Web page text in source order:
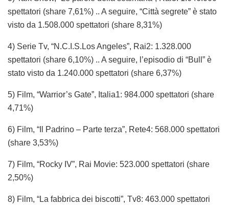
spettatori (share 7,61%) .. A seguire, “Città segrete” è stato
visto da 1.508.000 spettatori (share 8,31%)
4) Serie Tv, “N.C.I.S.Los Angeles”, Rai2: 1.328.000
spettatori (share 6,10%) .. A seguire, l’episodio di “Bull” è
stato visto da 1.240.000 spettatori (share 6,37%)
5) Film, “Warrior’s Gate”, Italia1: 984.000 spettatori (share
4,71%)
6) Film, “Il Padrino – Parte terza”, Rete4: 568.000 spettatori
(share 3,53%)
7) Film, “Rocky IV”, Rai Movie: 523.000 spettatori (share
2,50%)
8) Film, “La fabbrica dei biscotti”, Tv8: 463.000 spettatori